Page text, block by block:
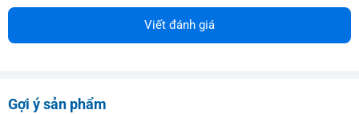
Viết đánh giá
Gợi ý sản phẩm